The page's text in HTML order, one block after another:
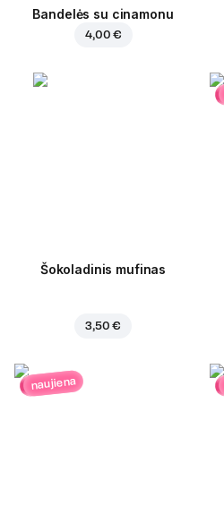
Bandelės su cinamonu
4,00 €
Šokoladinis mufinas
3,50 €
naujiena